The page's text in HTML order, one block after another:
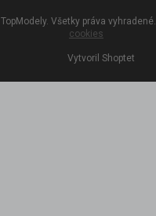
Vytvoril Shoptet
TopModely. Všetky práva vyhradené.
cookies